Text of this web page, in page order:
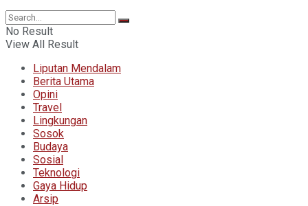
No Result
View All Result
Liputan Mendalam
Berita Utama
Opini
Travel
Lingkungan
Sosok
Budaya
Sosial
Teknologi
Gaya Hidup
Arsip